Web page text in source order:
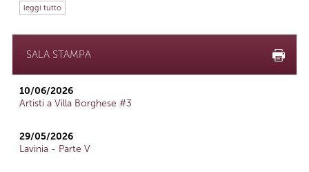
leggi tutto
SALA STAMPA
10/06/2026
Artisti a Villa Borghese #3
29/05/2026
Lavinia - Parte V